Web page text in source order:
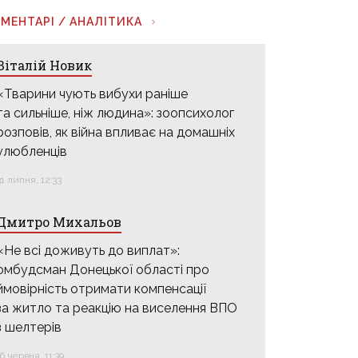
/ АНАЛІТИКА
Новик
чують вибухи раніше
сильніше, ніж людина»: зоопсихолог
як війна впливає на домашніх
липня, 12:33
Михальов
всі доживуть до виплат»:
Донецької області про
отримати компенсації
житло та реакцію на виселення ВПО
шелтерів
червня, 11:39